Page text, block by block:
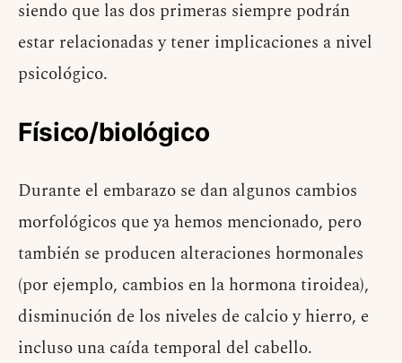
siendo que las dos primeras siempre podrán
estar relacionadas y tener implicaciones a nivel
psicológico.
Físico/biológico
Durante el embarazo se dan algunos cambios
morfológicos que ya hemos mencionado, pero
también se producen alteraciones hormonales
(por ejemplo, cambios en la hormona tiroidea),
disminución de los niveles de calcio y hierro, e
incluso una caída temporal del cabello.